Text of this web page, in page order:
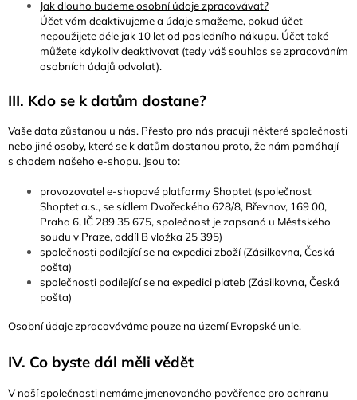
Jak dlouho budeme osobní údaje zpracovávat?
Účet vám deaktivujeme a údaje smažeme, pokud účet
nepoužijete déle jak 10 let od posledního nákupu. Účet také
můžete kdykoliv deaktivovat (tedy váš souhlas se zpracováním
osobních údajů odvolat).
III. Kdo se k datům dostane?
Vaše data zůstanou u nás. Přesto pro nás pracují některé společnosti
nebo jiné osoby, které se k datům dostanou proto, že nám pomáhají
s chodem našeho e-shopu. Jsou to:
provozovatel e-shopové platformy Shoptet (společnost
Shoptet a.s., se sídlem Dvořeckého 628/8, Břevnov, 169 00,
Praha 6, IČ 289 35 675, společnost je zapsaná u Městského
soudu v Praze, oddíl B vložka 25 395)
společnosti podílející se na expedici zboží (Zásilkovna, Česká
pošta)
společnosti podílející se na expedici plateb (Zásilkovna, Česká
pošta)
Osobní údaje zpracováváme pouze na území Evropské unie.
IV. Co byste dál měli vědět
V naší společnosti nemáme jmenovaného pověřence pro ochranu